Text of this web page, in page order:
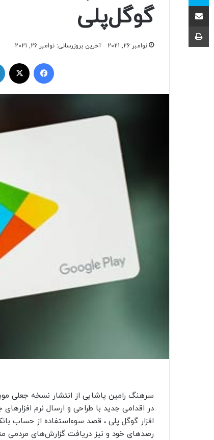
گوگل‌پلی
نوامبر 26, 2021 آخرین بروزرسانی: نوامبر 26, 2021
ایکس
سرهنگ رامین پاشایی از انتشار نسخه جعلی
در اقدامی جدید با طراحی و ارسال نرم
افزار گوگل پلی ، قصد سوءاستفاده از حساب
رصدهای خود و نیز دریافت گزارش‌های مردمی